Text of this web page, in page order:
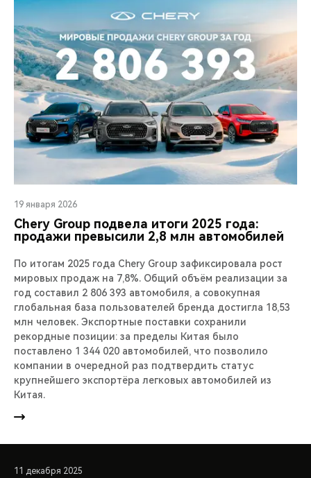
19 января 2026
Chery Group подвела итоги 2025 года:
продажи превысили 2,8 млн автомобилей
По итогам 2025 года Chery Group зафиксировала рост
мировых продаж на 7,8%. Общий объём реализации за
год составил 2 806 393 автомобиля, а совокупная
глобальная база пользователей бренда достигла 18,53
млн человек. Экспортные поставки сохранили
рекордные позиции: за пределы Китая было
поставлено 1 344 020 автомобилей, что позволило
компании в очередной раз подтвердить статус
крупнейшего экспортёра легковых автомобилей из
Китая.
11 декабря 2025